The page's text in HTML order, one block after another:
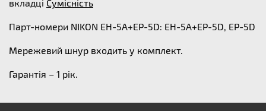
вкладці Сумісність
Парт-номери NIKON EH-5A+EP-5D: EH-5A+EP-5D, EP-5D
Мережевий шнур входить у комплект.
Гарантія – 1 рік.